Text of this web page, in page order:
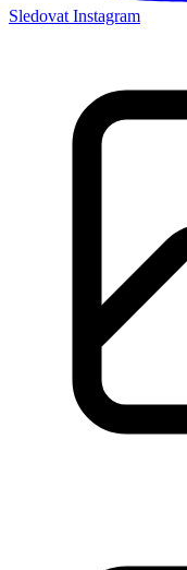
Sledovat Instagram